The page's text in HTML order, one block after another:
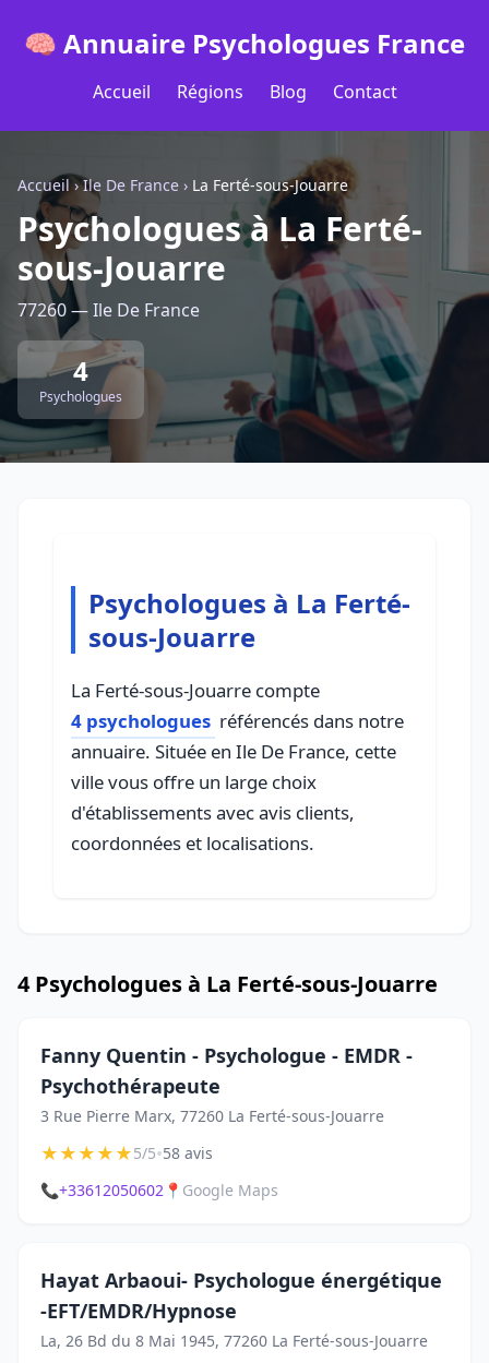
🧠 Annuaire Psychologues France
Accueil Régions Blog Contact
Accueil ›Ile De France › La Ferté-sous-Jouarre
Psychologues à La Ferté-
sous-Jouarre
77260 — Ile De France
4
Psychologues
Psychologues à La Ferté-
sous-Jouarre
La Ferté-sous-Jouarre compte
4 psychologues référencés dans notre
annuaire. Située en Ile De France, cette
ville vous offre un large choix
d'établissements avec avis clients,
coordonnées et localisations.
4 Psychologues à La Ferté-sous-Jouarre
Fanny Quentin - Psychologue - EMDR -
Psychothérapeute
3 Rue Pierre Marx, 77260 La Ferté-sous-Jouarre
★★★★★5/5•58 avis
📞+33612050602 📍 Google Maps
Hayat Arbaoui- Psychologue énergétique
-EFT/EMDR/Hypnose
La, 26 Bd du 8 Mai 1945, 77260 La Ferté-sous-Jouarre